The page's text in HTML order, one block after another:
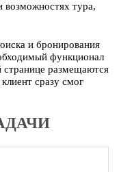
возможностях тура,
и бронирования
функционал
странице размещаются
сразу смог